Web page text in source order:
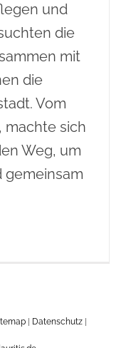
und
die
mit
die
Vom
machte sich
Weg, um
gemeinsam
| Datenschutz |